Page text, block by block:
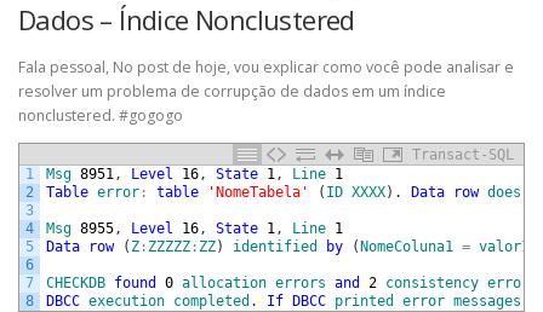
Dados – Índice Nonclustered
Fala pessoal, No post de hoje, vou explicar como você pode analisar e
resolver um problema de corrupção de dados em um índice
nonclustered. #gogogo
Transact-SQL
1
2
3
4
5
6
7
8
Msg 8951, Level 16, State 1, Line 1
Table error : table 'NomeTabela' ( ID XXXX) . Data row does
Msg 8955, Level 16, State 1, Line 1
Data
row ( Z : ZZZZZ : ZZ) identified by ( NomeColuna1 = valor1
CHECKDB found 0 allocation errors and 2 consistency errors
DBCC execution completed . If DBCC printed error messages